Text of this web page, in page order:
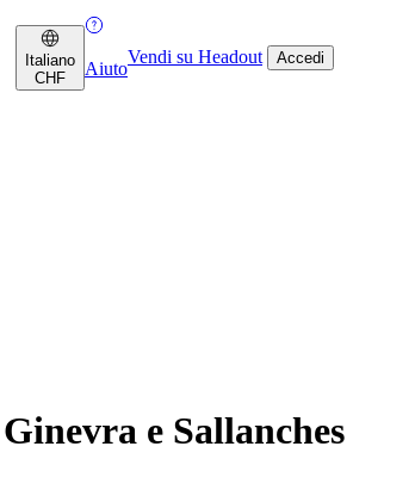
Italiano
CHF
Aiuto
Vendi su Headout Accedi
e Sallanches